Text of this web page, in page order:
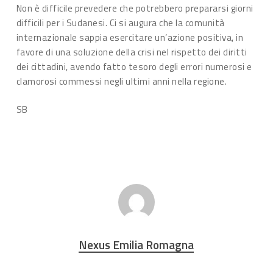
Non è difficile prevedere che potrebbero prepararsi giorni
difficili per i Sudanesi. Ci si augura che la comunità
internazionale sappia esercitare un’azione positiva, in
favore di una soluzione della crisi nel rispetto dei diritti
dei cittadini, avendo fatto tesoro degli errori numerosi e
clamorosi commessi negli ultimi anni nella regione.
SB
Nexus Emilia Romagna